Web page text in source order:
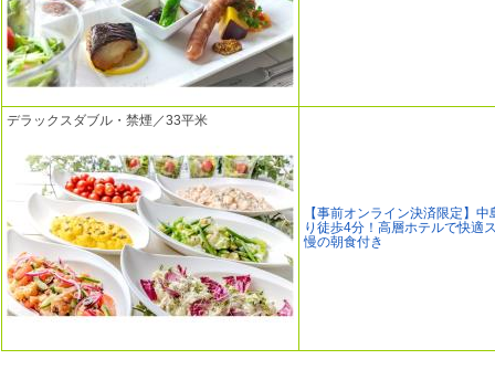
デラックスダブル・禁煙／33平米
【事前オンライン決済限定】
り徒歩4分！高層ホテルで快適
慢の朝食付き